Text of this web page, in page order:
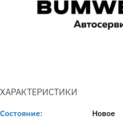
ХАРАКТЕРИСТИКИ
Состояние:
Новое